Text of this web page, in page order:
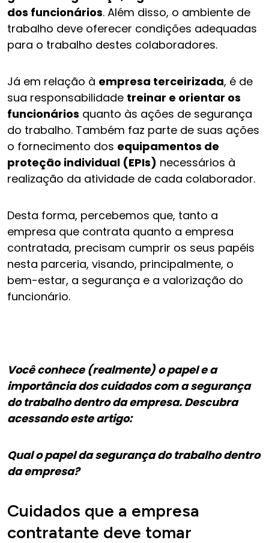
dos funcionários. Além disso, o ambiente de
trabalho deve oferecer condições adequadas
para o trabalho destes colaboradores.
Já em relação à empresa terceirizada, é de
sua responsabilidade treinar e orientar os
funcionários quanto às ações de segurança
do trabalho. Também faz parte de suas ações
o fornecimento dos equipamentos de
proteção individual (EPIs) necessários à
realização da atividade de cada colaborador.
Desta forma, percebemos que, tanto a
empresa que contrata quanto a empresa
contratada, precisam cumprir os seus papéis
nesta parceria, visando, principalmente, o
bem-estar, a segurança e a valorização do
funcionário.
Você conhece (realmente) o papel e a
importância dos cuidados com a segurança
do trabalho dentro da empresa. Descubra
acessando este artigo:
Qual o papel da segurança do trabalho dentro
da empresa?
Cuidados que a empresa
contratante deve tomar